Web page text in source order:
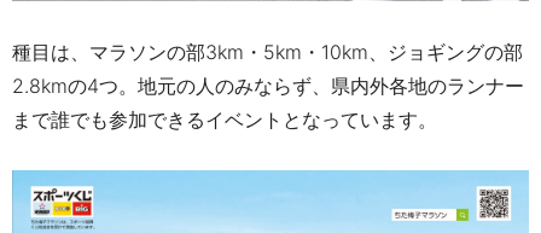
種目は、マラソンの部3km・5km・10km、ジョギングの部
2.8kmの4つ。地元の人のみならず、県内外各地のランナー
まで誰でも参加できるイベントとなっています。